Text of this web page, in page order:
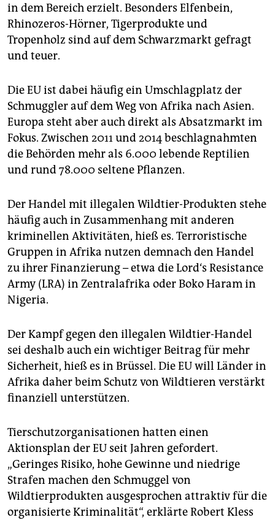
in dem Bereich erzielt. Besonders Elfenbein,
Rhinozeros-Hörner, Tigerprodukte und
Tropenholz sind auf dem Schwarzmarkt gefragt
und teuer.
Die EU ist dabei häufig ein Umschlagplatz der
Schmuggler auf dem Weg von Afrika nach Asien.
Europa steht aber auch direkt als Absatzmarkt im
Fokus. Zwischen 2011 und 2014 beschlagnahmten
die Behörden mehr als 6.000 lebende Reptilien
und rund 78.000 seltene Pflanzen.
Der Handel mit illegalen Wildtier-Produkten stehe
häufig auch in Zusammenhang mit anderen
kriminellen Aktivitäten, hieß es. Terroristische
Gruppen in Afrika nutzen demnach den Handel
zu ihrer Finanzierung – etwa die Lord‘s Resistance
Army (LRA) in Zentralafrika oder Boko Haram in
Nigeria.
Der Kampf gegen den illegalen Wildtier-Handel
sei deshalb auch ein wichtiger Beitrag für mehr
Sicherheit, hieß es in Brüssel. Die EU will Länder in
Afrika daher beim Schutz von Wildtieren verstärkt
finanziell unterstützen.
Tierschutzorganisationen hatten einen
Aktionsplan der EU seit Jahren gefordert.
„Geringes Risiko, hohe Gewinne und niedrige
Strafen machen den Schmuggel von
Wildtierprodukten ausgesprochen attraktiv für die
organisierte Kriminalität“, erklärte Robert Kless